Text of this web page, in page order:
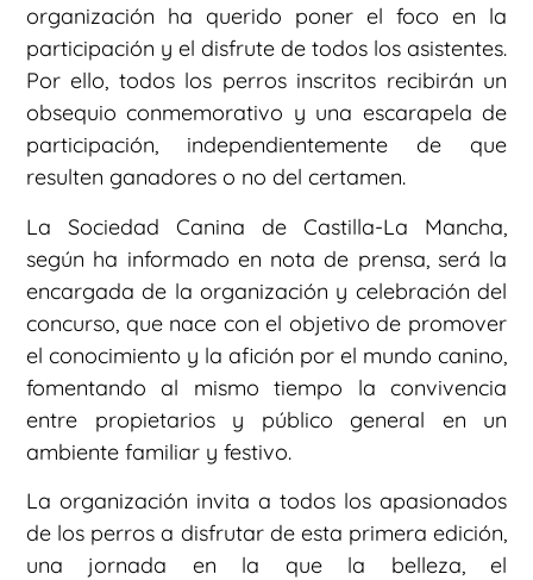
organización ha querido poner el foco en la
participación y el disfrute de todos los asistentes.
Por ello, todos los perros inscritos recibirán un
obsequio conmemorativo y una escarapela de
participación, independientemente de que
resulten ganadores o no del certamen.
La Sociedad Canina de Castilla-La Mancha,
según ha informado en nota de prensa, será la
encargada de la organización y celebración del
concurso, que nace con el objetivo de promover
el conocimiento y la afición por el mundo canino,
fomentando al mismo tiempo la convivencia
entre propietarios y público general en un
ambiente familiar y festivo.
La organización invita a todos los apasionados
de los perros a disfrutar de esta primera edición,
una jornada en la que la belleza, el